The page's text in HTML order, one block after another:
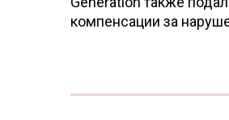
компенсации за